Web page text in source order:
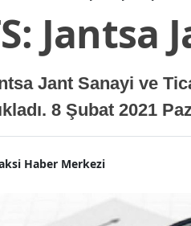
Jantsa
Jant Sanayi ve
8 Şubat 2021
Haber Merkezi